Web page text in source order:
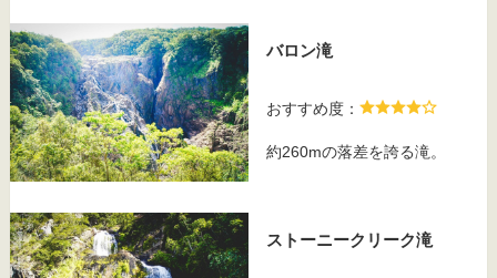
バロン滝
おすすめ度：
約260mの落差を誇る滝。
ストーニークリーク滝